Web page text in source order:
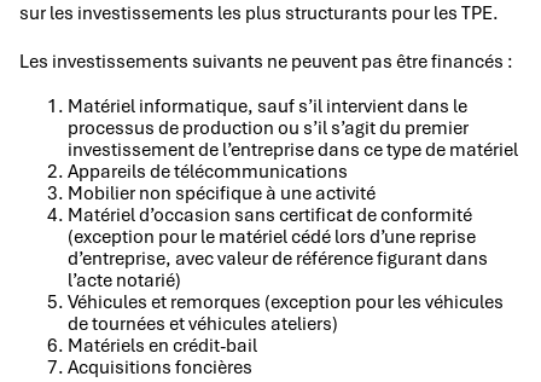
sur les investissements les plus structurants pour les TPE.
Les investissements suivants ne peuvent pas être financés :
Matériel informatique, sauf s’il intervient dans le
processus de production ou s’il s’agit du premier
investissement de l’entreprise dans ce type de matériel
Appareils de télécommunications
Mobilier non spécifique à une activité
Matériel d’occasion sans certificat de conformité
(exception pour le matériel cédé lors d’une reprise
d’entreprise, avec valeur de référence figurant dans
l’acte notarié)
Véhicules et remorques (exception pour les véhicules
de tournées et véhicules ateliers)
Matériels en crédit-bail
Acquisitions foncières